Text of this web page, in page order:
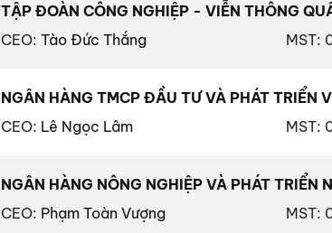
TẬP ĐOÀN CÔNG NGHIỆP - VIỄN THÔNG
CEO: Tào Đức Thắng MST:
NGÂN HÀNG TMCP ĐẦU TƯ VÀ PHÁT TRIỂN
CEO: Lê Ngọc Lâm MST:
NGÂN HÀNG NÔNG NGHIỆP VÀ PHÁT TRIỂN
CEO: Phạm Toàn Vượng MST: